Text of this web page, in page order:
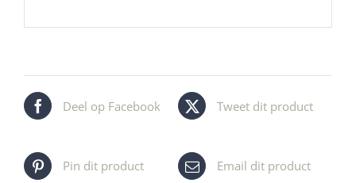
Deel op Facebook Tweet dit product
Pin dit product Email dit product